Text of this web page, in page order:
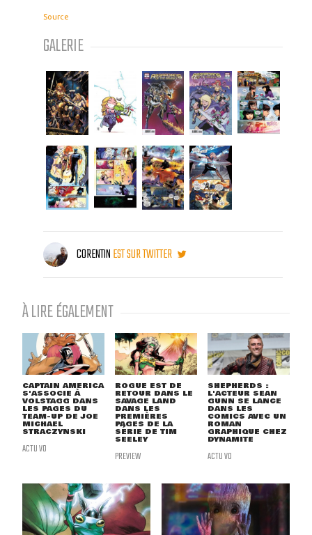
Source
GALERIE
CORENTINEST SUR TWITTER
À LIRE ÉGALEMENT
CAPTAIN AMERICA
S'ASSOCIE À
VOLSTAGG DANS
LES PAGES DU
TEAM-UP DE JOE
MICHAEL
STRACZYNSKI
ACTU VO
ROGUE EST DE
RETOUR DANS LE
SAVAGE LAND
DANS LES
PREMIÈRES
PAGES DE LA
SÉRIE DE TIM
SEELEY
PREVIEW
SHEPHERDS :
L'ACTEUR SEAN
GUNN SE LANCE
DANS LES
COMICS AVEC UN
ROMAN
GRAPHIQUE CHEZ
DYNAMITE
ACTU VO